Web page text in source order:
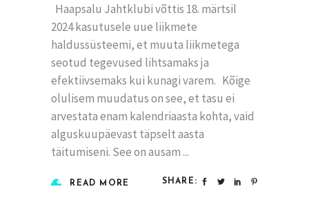
Haapsalu Jahtklubi võttis 18. märtsil
2024 kasutusele uue liikmete
haldussüsteemi, et muuta liikmetega
seotud tegevused lihtsamaks ja
efektiivsemaks kui kunagi varem. Kõige
olulisem muudatus on see, et tasu ei
arvestata enam kalendriaasta kohta, vaid
alguskuupäevast täpselt aasta
täitumiseni. See on ausam
READ MORE SHARE: